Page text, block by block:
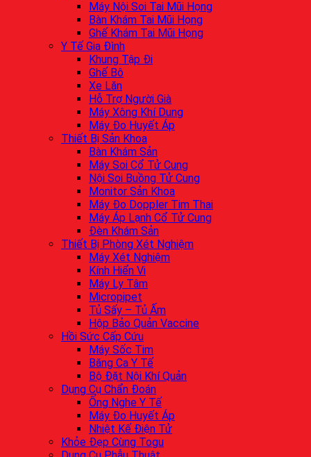
Máy Nội Soi Tai Mũi Họng
Bàn Khám Tai Mũi Họng
Ghế Khám Tai Mũi Họng
Y Tế Gia Đình
Khung Tập Đi
Ghế Bô
Xe Lăn
Hỗ Trợ Người Già
Máy Xông Khí Dung
Máy Đo Huyết Áp
Thiết Bị Sản Khoa
Bàn Khám Sản
Máy Soi Cổ Tử Cung
Nội Soi Buồng Tử Cung
Monitor Sản Khoa
Máy Đo Doppler Tim Thai
Máy Áp Lạnh Cổ Tử Cung
Đèn Khám Sản
Thiết Bị Phòng Xét Nghiệm
Máy Xét Nghiệm
Kính Hiển Vi
Máy Ly Tâm
Micropipet
Tủ Sấy – Tủ Ấm
Hộp Bảo Quản Vaccine
Hồi Sức Cấp Cứu
Máy Sốc Tim
Băng Ca Y Tế
Bộ Đặt Nội Khí Quản
Dụng Cụ Chẩn Đoán
Ống Nghe Y Tế
Máy Đo Huyết Áp
Nhiệt Kế Điện Tử
Khỏe Đẹp Cùng Togu